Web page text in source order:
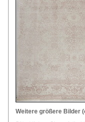
Weitere größere Bilder